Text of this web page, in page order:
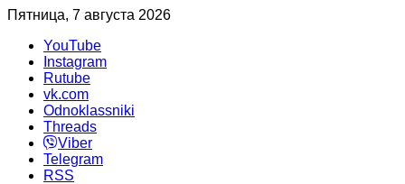
Пятница, 7 августа 2026
YouTube
Instagram
Rutube
vk.com
Odnoklassniki
Threads
Viber
Telegram
RSS